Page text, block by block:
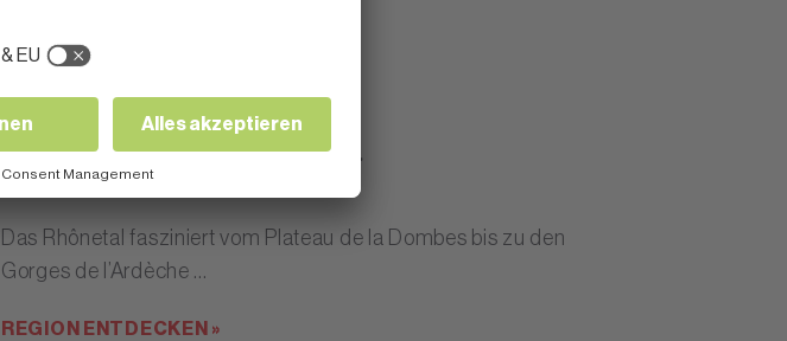
Südliches Rhônetal
Das Rhônetal fasziniert vom Plateau de la Dombes bis zu den
Gorges de l’Ardèche ...
REGION ENTDECKEN »